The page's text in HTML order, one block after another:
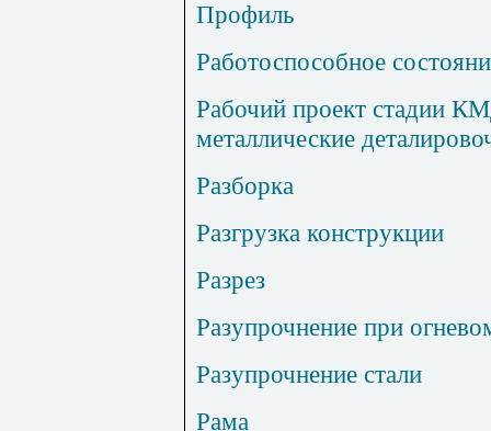
Профиль
Работоспособное
Рабочий проект стадии
металлические
Разборка
Разгрузка конструкции
Разрез
Разупрочнение при
Разупрочнение стали
Рама